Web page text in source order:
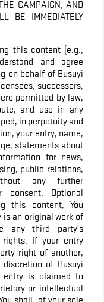
CAMPAIGN, AND
BE IMMEDIATELY
this content (e.g.,
and agree
on behalf of Busuyi
successors,
permitted by law,
and use in any
in perpetuity and
your entry, name,
statements about
for news,
public relations,
any further
consent. Optional
this content, You
is an original work of
any third party’s
rights. If your entry
right of another,
of Busuyi
entry is claimed to
or intellectual